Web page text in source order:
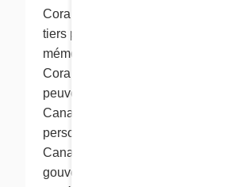
Cora peut engager des fournisseurs
tiers pour assurer l’hébergement, la
mémorisation et la conservation des
Cora ou ses fournisseurs de services
peuvent alors utiliser des serveurs
Canada ou à l'étranger. Vos
personnels peuvent être traités et
Canada ou dans un pays étranger, et
gouvernements, les tribunaux ou les